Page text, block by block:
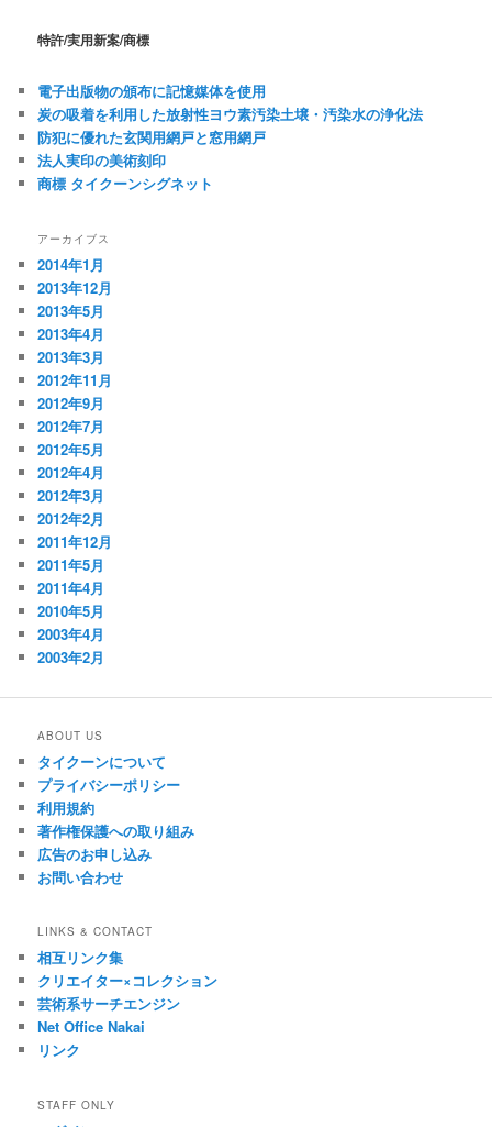
特許/実用新案/商標
電子出版物の頒布に記憶媒体を使用
炭の吸着を利用した放射性ヨウ素汚染土壌・汚染水の浄化法
防犯に優れた玄関用網戸と窓用網戸
法人実印の美術刻印
商標 タイクーンシグネット
アーカイブス
2014年1月
2013年12月
2013年5月
2013年4月
2013年3月
2012年11月
2012年9月
2012年7月
2012年5月
2012年4月
2012年3月
2012年2月
2011年12月
2011年5月
2011年4月
2010年5月
2003年4月
2003年2月
ABOUT US
タイクーンについて
プライバシーポリシー
利用規約
著作権保護への取り組み
広告のお申し込み
お問い合わせ
LINKS & CONTACT
相互リンク集
クリエイター×コレクション
芸術系サーチエンジン
Net Office Nakai
リンク
STAFF ONLY